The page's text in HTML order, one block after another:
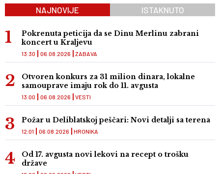
NAJNOVIJE ISTAKNUTO
Pokrenuta peticija da se Dinu Merlinu zabrani
koncert u Kraljevu
ZABAVA
13:30 06.08.2026
Otvoren konkurs za 31 milion dinara, lokalne
samouprave imaju rok do 11. avgusta
VESTI
13:00 06.08.2026
Požar u Deliblatskoj peščari: Novi detalji sa terena
HRONIKA
12:01 06.08.2026
Od 17. avgusta novi lekovi na recept o trošku
države